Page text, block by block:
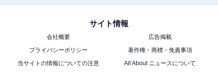
サイト情報
会社概要
広告掲載
プライバシーポリシー
著作権・商標・免責事項
当サイトの情報についての注意
All About ニュースについて